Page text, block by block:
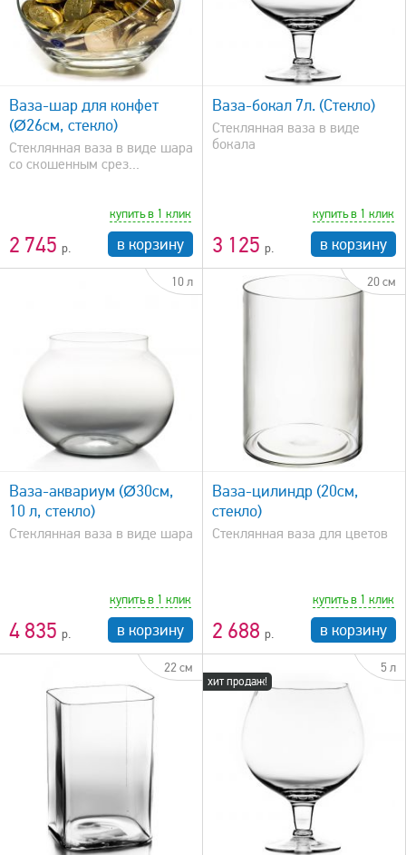
Ваза-шар для конфет
(Ø26см, стекло)
Стеклянная ваза в виде шара
со скошенным срез...
2 745
купить в 1 клик
в корзину
быстрый просмотр
Ваза-бокал 7л. (Стекло)
Стеклянная ваза в виде
бокала
3 125
купить в 1 клик
в корзину
10 л
Ваза-аквариум (Ø30см,
10 л, стекло)
Стеклянная ваза в виде шара
4 835
купить в 1 клик
в корзину
20 см
быстрый просмотр
Ваза-цилиндр (20см,
стекло)
Стеклянная ваза для цветов
2 688
купить в 1 клик
в корзину
22 см
хит продаж!
5 л
быстрый просмотр